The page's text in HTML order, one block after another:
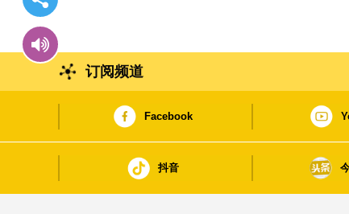
订阅频道
Facebook
抖音